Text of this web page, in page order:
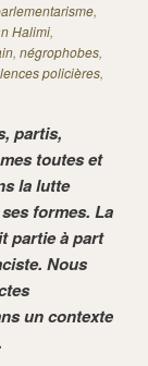
,
Halimi,
, négrophobes,
policières,
partis,
toutes et
la lutte
formes. La
partie à part
Nous
un contexte